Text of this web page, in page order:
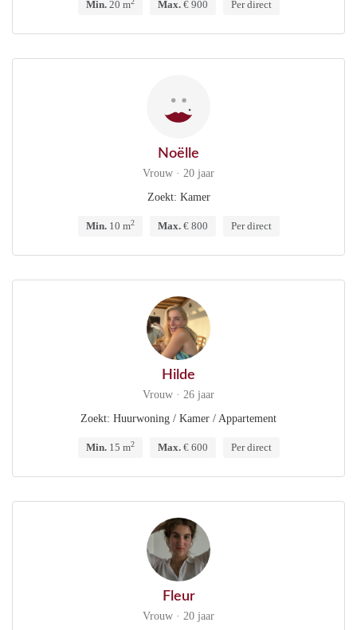
Min.20 m Max.€ 900 Per direct
Noëlle
Vrouw · 20 jaar
Zoekt: Kamer
Min.10 m2 Max.€ 800 Per direct
Hilde
Vrouw · 26 jaar
Zoekt: Huurwoning / Kamer / Appartement
Min.15 m2 Max.€ 600 Per direct
Fleur
Vrouw · 20 jaar